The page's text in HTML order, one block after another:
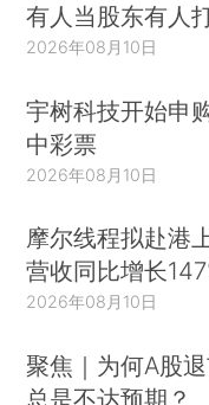
有人当股东有人
2026年08月10日
宇树科技开始申
中彩票
2026年08月10日
摩尔线程拟赴港
营收同比增长
2026年08月10日
聚焦｜为何A股
总是不达预期？